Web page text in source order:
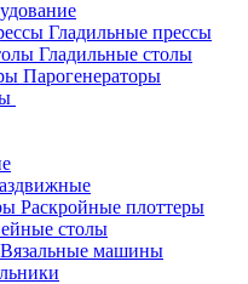
Гладильные прессы
Гладильные столы
Парогенераторы
Раскройные плоттеры
столы
Вязальные машины